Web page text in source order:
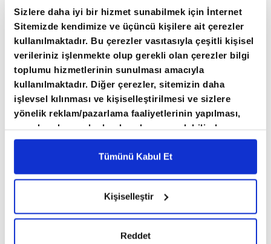
Sizlere daha iyi bir hizmet sunabilmek için İnternet
Sitemizde kendimize ve üçüncü kişilere ait çerezler
kullanılmaktadır. Bu çerezler vasıtasıyla çeşitli kişisel
verileriniz işlenmekte olup gerekli olan çerezler bilgi
toplumu hizmetlerinin sunulması amacıyla
kullanılmaktadır. Diğer çerezler, sitemizin daha
işlevsel kılınması ve kişiselleştirilmesi ve sizlere
yönelik reklam/pazarlama faaliyetlerinin yapılması,
amaçlarıyla sınırlı olarak açık rızanız dahilinde
kullanılacaktır. Çerezlere ilişkin tercihlerinizi çerez
paneli vasıtasıyla belirleyebilirsiniz. Çerezlere ilişkin
detaylı bilgi için Ayarlar butonuna tıklayabilir,
6698 sayılı Kişisel Verilerin Korunması Kanunu
uyarınca hazırlanmış olan İnternet Sitesi Aydınlatma
Tümünü Kabul Et
Kişiselleştir
Reddet
söz konusu kararların "hukuka aykırı" olduğu
gerekçesiyle Trump yönetimine dava açtıklarını
duyurmuştu.